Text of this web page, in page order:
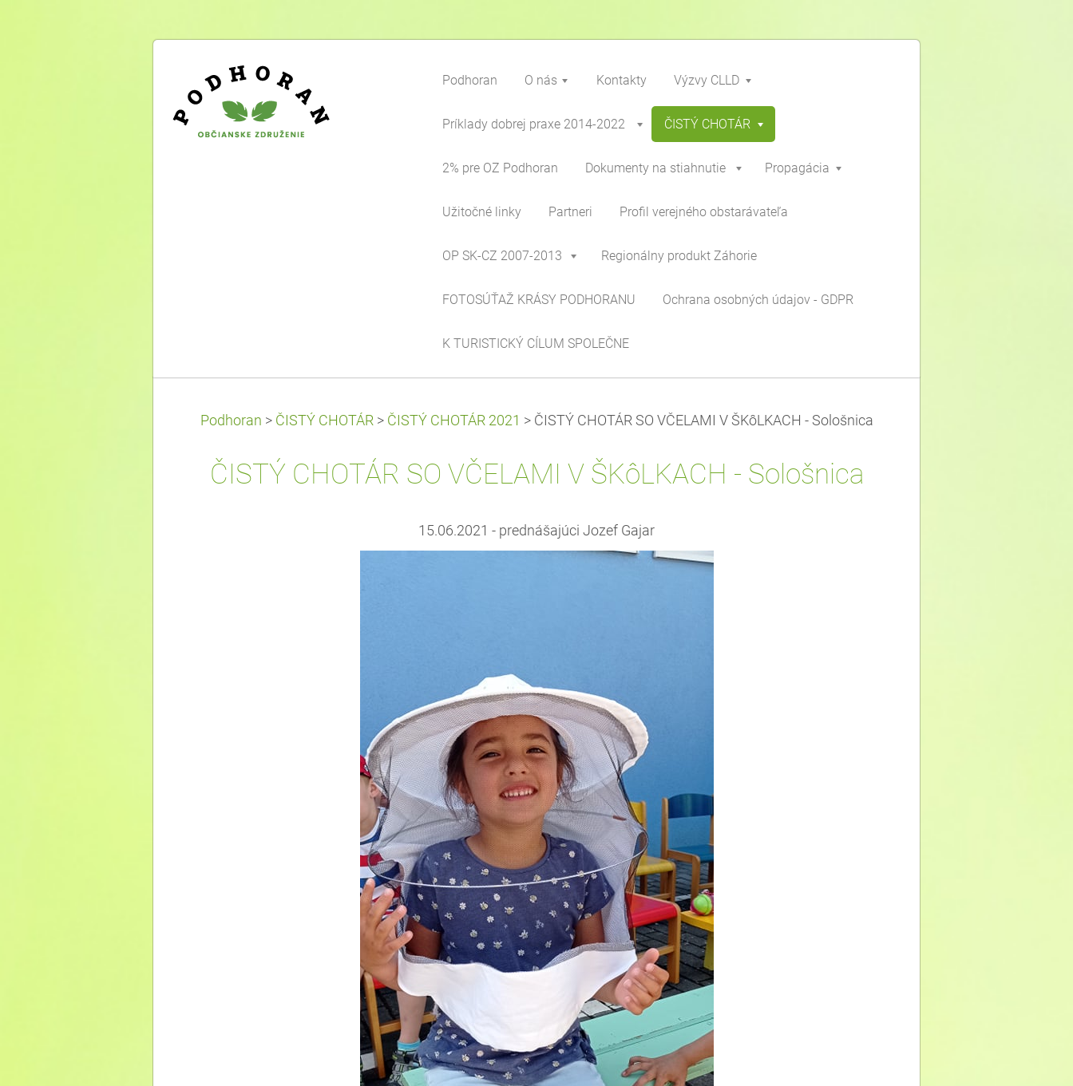
Podhoran O nás Kontakty Výzvy CLLD
Príklady dobrej praxe 2014-2022 ČISTÝ CHOTÁR
2% pre OZ Podhoran Dokumenty na stiahnutie Propagácia
Užitočné linky Partneri Profil verejného obstarávateľa
OP SK-CZ 2007-2013 Regionálny produkt Záhorie
FOTOSÚŤAŽ KRÁSY PODHORANU Ochrana osobných údajov - GDPR
K TURISTICKÝ CÍLUM SPOLEČNE
Podhoran > ČISTÝ CHOTÁR > ČISTÝ CHOTÁR 2021 > ČISTÝ CHOTÁR SO VČELAMI V ŠKôLKACH - Sološnica
ČISTÝ CHOTÁR SO VČELAMI V ŠKôLKACH - Sološnica
15.06.2021 - prednášajúci Jozef Gajar